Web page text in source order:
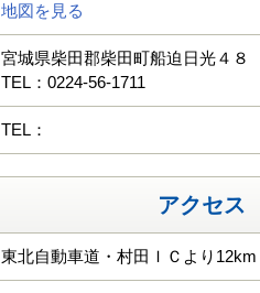
地図を見る
宮城県柴田郡柴田町船迫日光４８
TEL：0224-56-1711
TEL：
アクセス
東北自動車道・村田ＩＣより12km